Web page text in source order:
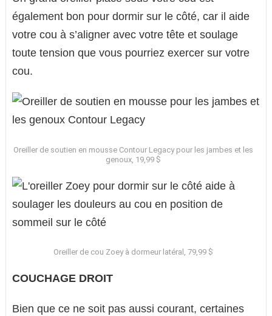
également bon pour dormir sur le côté, car il aide
votre cou à s’aligner avec votre tête et soulage
toute tension que vous pourriez exercer sur votre
cou.
Oreiller de soutien en mousse Contour Legacy pour les jambes et les
genoux, 19,99 $
Oreiller de cou Zoey à dormeur latéral, 79,99 $
COUCHAGE DROIT
Bien que ce ne soit pas aussi courant, certaines